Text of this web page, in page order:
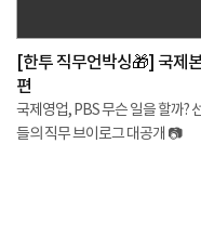
[한투 직무언박싱🎁] 국제
편
국제영업, PBS 무슨 일을 할까?
들의 직무 브이로그 대공개 📷